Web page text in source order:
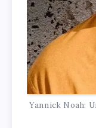
Yannick Noah: